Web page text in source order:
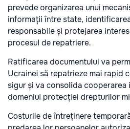
prevede organizarea unui
informații între state,
responsabile și protejarea
procesul de repatriere.
Ratificarea documentului va
Ucrainei să repatrieze mai rapid
sigur și va consolida cooperarea
domeniul protecției drepturilor
Costurile de întreținere